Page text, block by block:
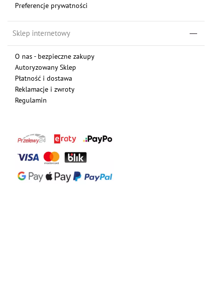
Preferencje prywatności
Sklep internetowy
O nas - bezpieczne zakupy
Autoryzowany Sklep
Płatność i dostawa
Reklamacje i zwroty
Regulamin